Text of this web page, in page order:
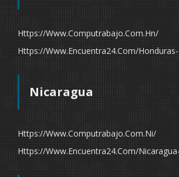
Https://www.computrabajo.com.hn/
Https://www.encuentra24.com/
Nicaragua
Https://www.computrabajo.com.ni/
Https://www.encuentra24.com/